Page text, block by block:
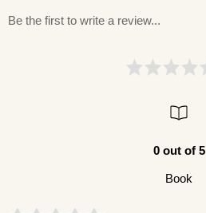
Be the first to write a review...
0 out of 5
Book